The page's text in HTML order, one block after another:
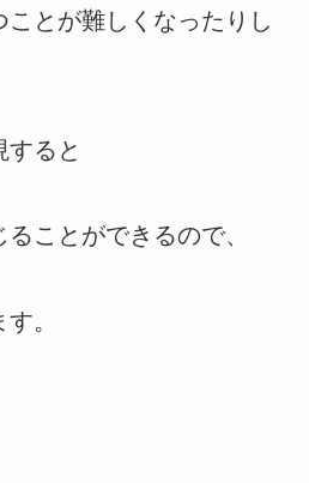
ことが難しくなったりし
すると
ことができるので、
。